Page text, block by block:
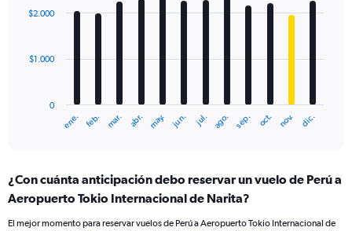
with
12
The
Range:
12
ene. feb. mar. abr. may. jun. jul. ago. sep. oct. nov. dic.
0
$1.000
$2.000
¿Con cuánta anticipación debo reservar un vuelo de Perú a
Aeropuerto Tokio Internacional de Narita?
El mejor momento para reservar vuelos de Perú a Aeropuerto Tokio Internacional de